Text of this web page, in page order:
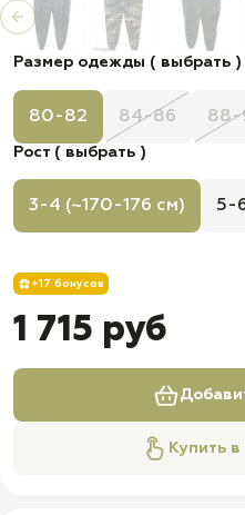
Размер одежды ( выбрать )
80-82 84-86 88-
Рост ( выбрать )
3-4 (~170-176 см) 5-
+17 бонусов
1 715 руб
Купить в